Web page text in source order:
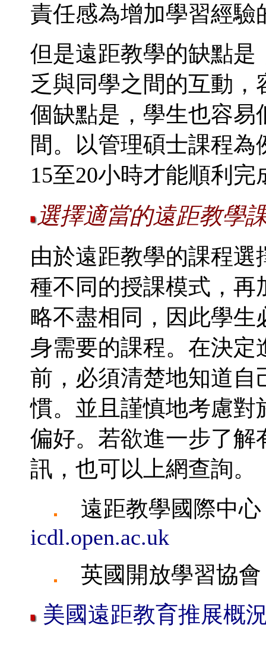
責任感為增加學習經驗
但是遠距教學的缺點是
乏與同學之間的互動
個缺點是，學生也容易
間。以管理碩士課程
15至20小時才能順利完
選擇適當的遠距教學
由於遠距教學的課程
種不同的授課模式，再
略不盡相同，因此學
身需要的課程。在決
前，必須清楚地知道自
慣。並且謹慎地考慮對
偏好。若欲進一步了解
訊，也可以上網查詢。
遠距教學國際中心
icdl.open.ac.uk
英國開放學習協
美國遠距教育推展概